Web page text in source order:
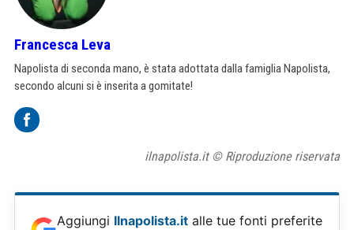
Francesca Leva
Napolista di seconda mano, è stata adottata dalla famiglia Napolista,
secondo alcuni si è inserita a gomitate!
ilnapolista.it © Riproduzione riservata
Aggiungi Ilnapolista.it alle tue fonti preferite